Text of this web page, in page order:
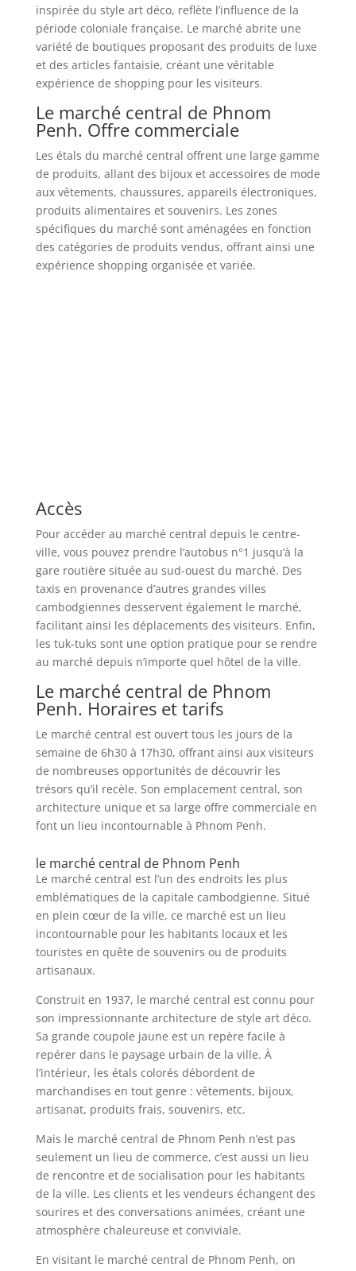
inspirée du style art déco, reflète l’influence de la
période coloniale française. Le marché abrite une
variété de boutiques proposant des produits de luxe
et des articles fantaisie, créant une véritable
expérience de shopping pour les visiteurs.
Le marché central de Phnom
Penh. Offre commerciale
Les étals du marché central offrent une large gamme
de produits, allant des bijoux et accessoires de mode
aux vêtements, chaussures, appareils électroniques,
produits alimentaires et souvenirs. Les zones
spécifiques du marché sont aménagées en fonction
des catégories de produits vendus, offrant ainsi une
expérience shopping organisée et variée.
Accès
Pour accéder au marché central depuis le centre-
ville, vous pouvez prendre l’autobus n°1 jusqu’à la
gare routière située au sud-ouest du marché. Des
taxis en provenance d’autres grandes villes
cambodgiennes desservent également le marché,
facilitant ainsi les déplacements des visiteurs. Enfin,
les tuk-tuks sont une option pratique pour se rendre
au marché depuis n’importe quel hôtel de la ville.
Le marché central de Phnom
Penh. Horaires et tarifs
Le marché central est ouvert tous les jours de la
semaine de 6h30 à 17h30, offrant ainsi aux visiteurs
de nombreuses opportunités de découvrir les
trésors qu’il recèle. Son emplacement central, son
architecture unique et sa large offre commerciale en
font un lieu incontournable à Phnom Penh.
le marché central de Phnom Penh
Le marché central est l’un des endroits les plus
emblématiques de la capitale cambodgienne. Situé
en plein cœur de la ville, ce marché est un lieu
incontournable pour les habitants locaux et les
touristes en quête de souvenirs ou de produits
artisanaux.
Construit en 1937, le marché central est connu pour
son impressionnante architecture de style art déco.
Sa grande coupole jaune est un repère facile à
repérer dans le paysage urbain de la ville. À
l’intérieur, les étals colorés débordent de
marchandises en tout genre : vêtements, bijoux,
artisanat, produits frais, souvenirs, etc.
Mais le marché central de Phnom Penh n’est pas
seulement un lieu de commerce, c’est aussi un lieu
de rencontre et de socialisation pour les habitants
de la ville. Les clients et les vendeurs échangent des
sourires et des conversations animées, créant une
atmosphère chaleureuse et conviviale.
En visitant le marché central de Phnom Penh, on